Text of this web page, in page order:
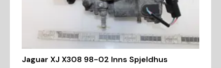
Jaguar XJ X308 98-02 Inns Spjeldhus